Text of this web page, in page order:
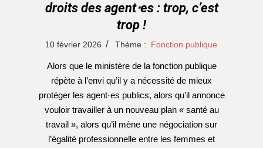
droits des agent⋅es : trop, c’est
trop !
2026-10 février 2026 Thème : Fonction publique
Alors que le ministère de la fonction publique
répète à l’envi qu’il y a nécessité de mieux
protéger les agent⋅es publics, alors qu’il annonce
vouloir travailler à un nouveau plan « santé au
travail », alors qu’il mène une négociation sur
l’égalité professionnelle entre les femmes et